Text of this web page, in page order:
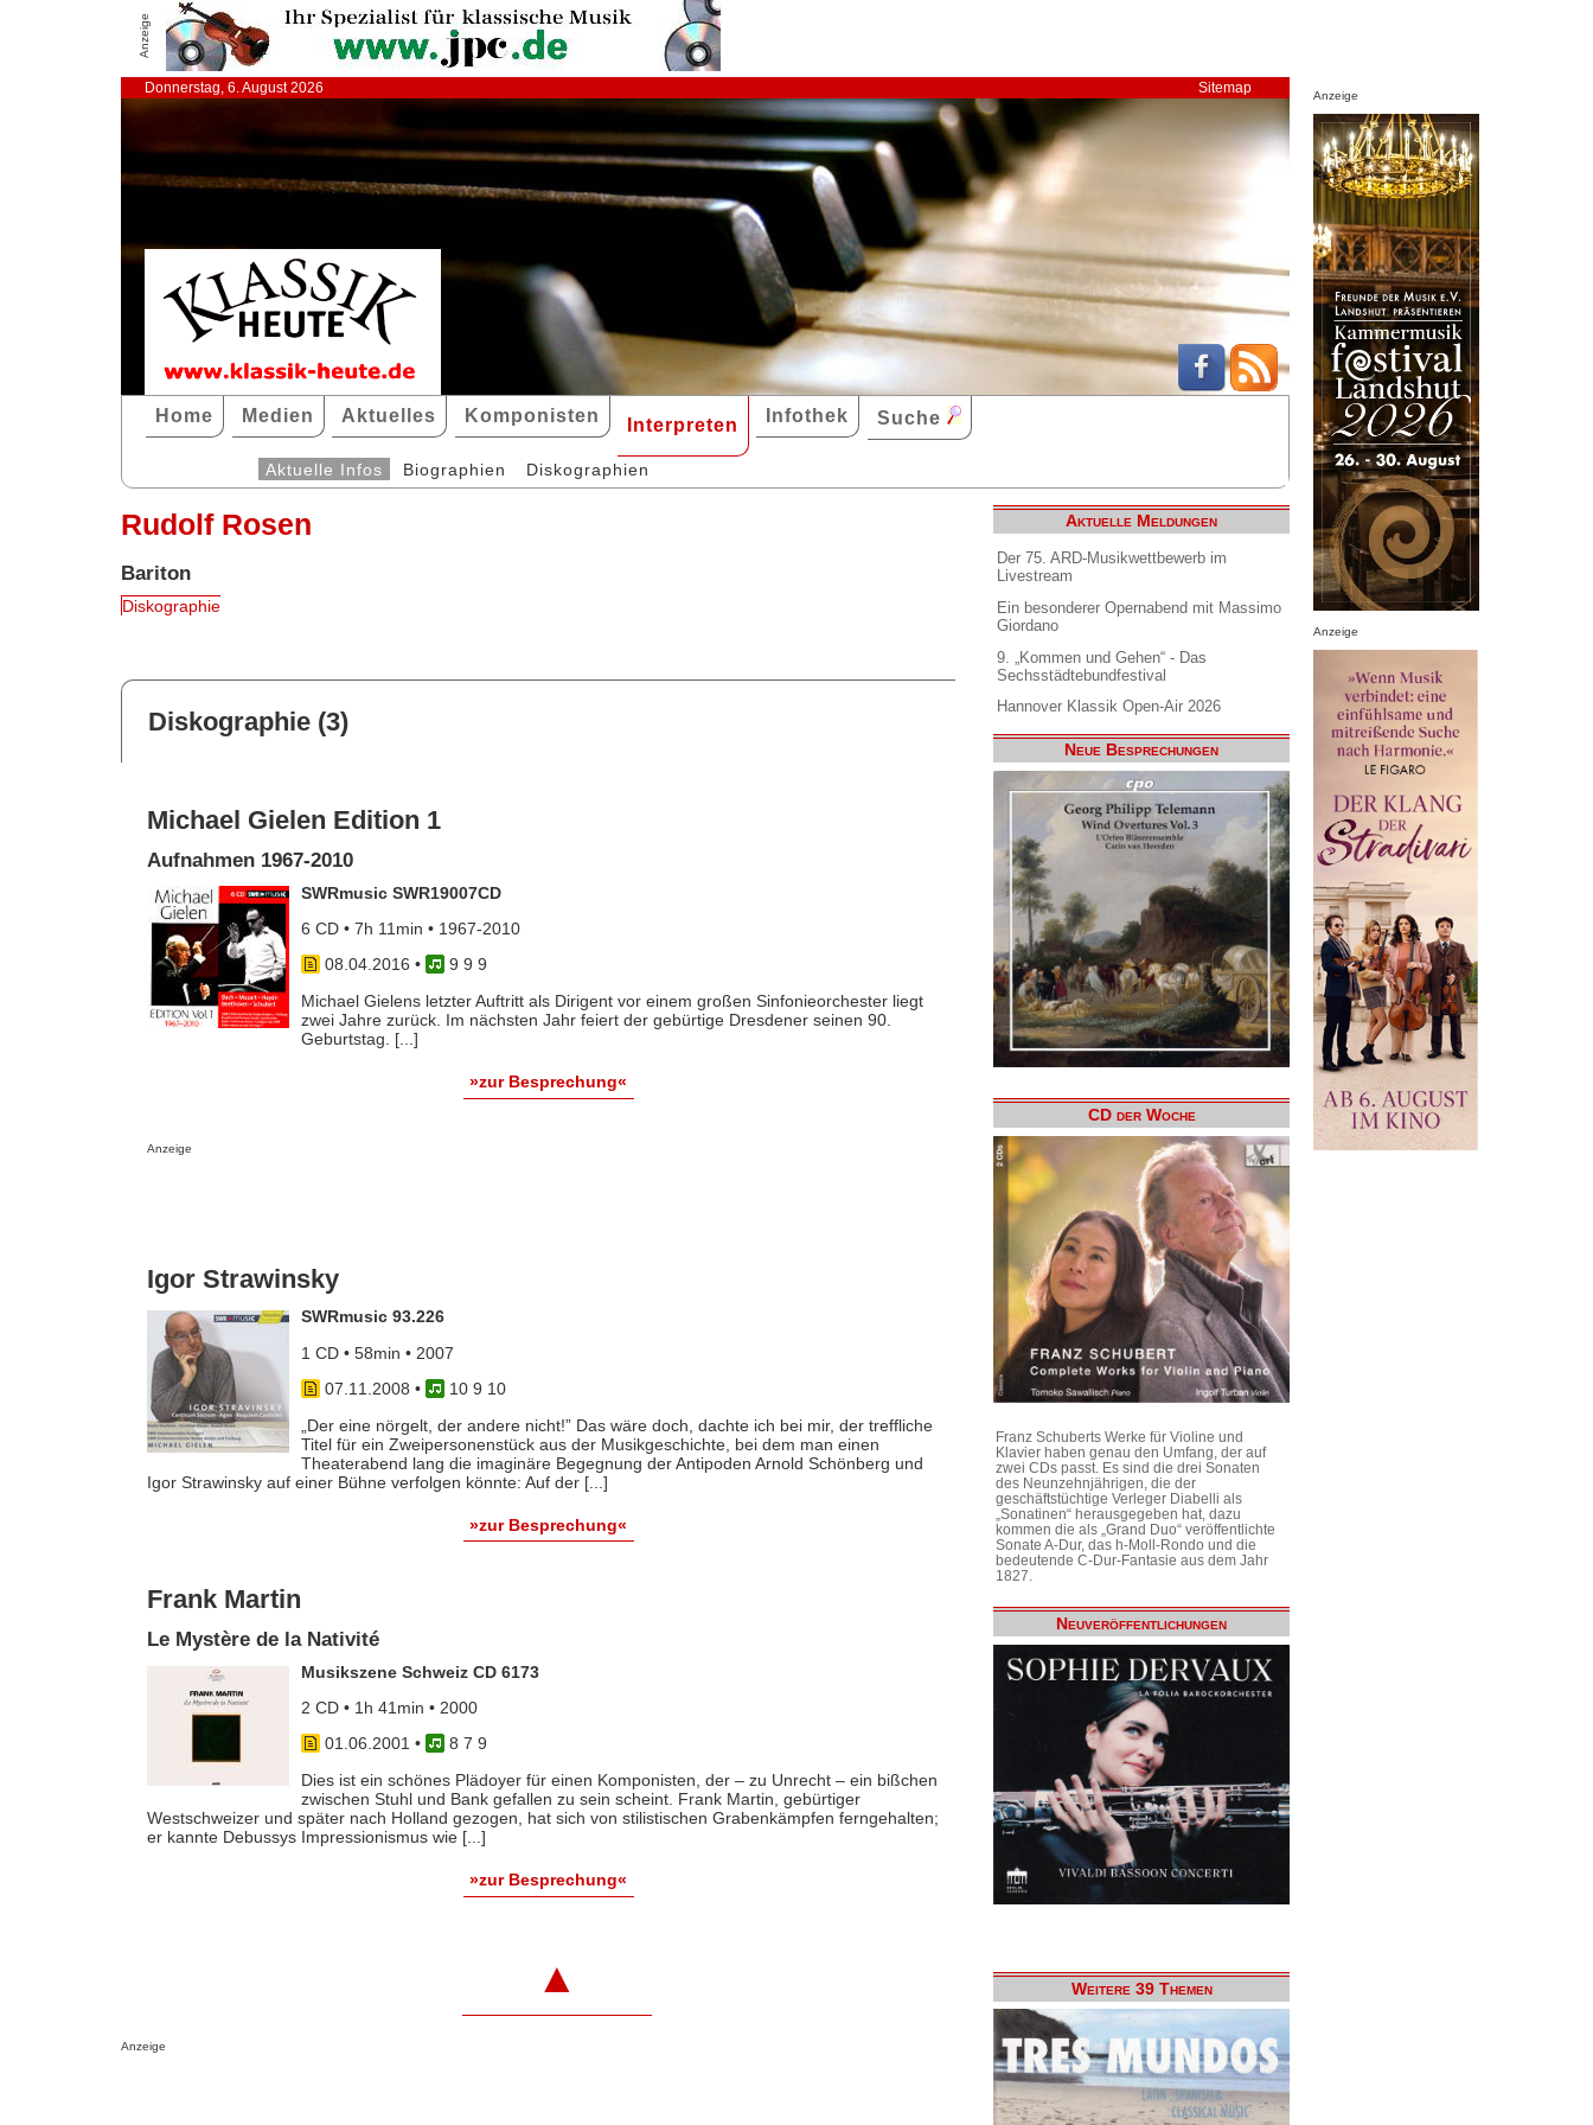
Anzeige
Donnerstag, 6. August 2026 Sitemap
Home Medien Aktuelles Komponisten Interpreten Infothek Suche
Aktuelle Infos Biographien Diskographien
Rudolf Rosen
Bariton
Diskographie
Diskographie (3)
Michael Gielen Edition 1
Aufnahmen 1967-2010
SWRmusic SWR19007CD
6 CD • 7h 11min • 1967-2010
08.04.2016 •
9 9 9
Michael Gielens letzter Auftritt als Dirigent vor einem großen Sinfonieorchester liegt
zwei Jahre zurück. Im nächsten Jahr feiert der gebürtige Dresdener seinen 90.
Geburtstag. [...]
»zur Besprechung«
Anzeige
Igor Strawinsky
SWRmusic 93.226
1 CD • 58min • 2007
07.11.2008 •
10 9 10
„Der eine nörgelt, der andere nicht!” Das wäre doch, dachte ich bei mir, der treffliche
Titel für ein Zweipersonenstück aus der Musikgeschichte, bei dem man einen
Theaterabend lang die imaginäre Begegnung der Antipoden Arnold Schönberg und
Igor Strawinsky auf einer Bühne verfolgen könnte: Auf der [...]
»zur Besprechung«
Frank Martin
Le Mystère de la Nativité
Musikszene Schweiz CD 6173
2 CD • 1h 41min • 2000
01.06.2001 •
8 7 9
Dies ist ein schönes Plädoyer für einen Komponisten, der – zu Unrecht – ein bißchen
zwischen Stuhl und Bank gefallen zu sein scheint. Frank Martin, gebürtiger
Westschweizer und später nach Holland gezogen, hat sich von stilistischen Grabenkämpfen ferngehalten;
er kannte Debussys Impressionismus wie [...]
»zur Besprechung«
▲
Anzeige
Aktuelle Meldungen
Der 75. ARD-Musikwettbewerb im
Livestream
Ein besonderer Opernabend mit Massimo
Giordano
9. „Kommen und Gehen“ - Das
Sechsstädtebundfestival
Hannover Klassik Open-Air 2026
Neue Besprechungen
CD der Woche
Franz Schuberts Werke für Violine und
Klavier haben genau den Umfang, der auf
zwei CDs passt. Es sind die drei Sonaten
des Neunzehnjährigen, die der
geschäftstüchtige Verleger Diabelli als
„Sonatinen“ herausgegeben hat, dazu
kommen die als „Grand Duo“ veröffentlichte
Sonate A-Dur, das h-Moll-Rondo und die
bedeutende C-Dur-Fantasie aus dem Jahr
1827.
Neuveröffentlichungen
Weitere 39 Themen
Anzeige
Anzeige